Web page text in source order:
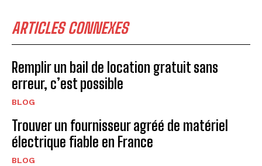
ARTICLES CONNEXES
Remplir un bail de location gratuit sans
erreur, c’est possible
BLOG
Trouver un fournisseur agréé de matériel
électrique fiable en France
BLOG